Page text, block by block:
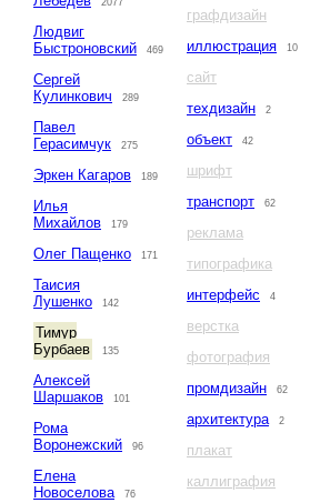
2077
Людвиг
Быстроновский
469
Сергей
Кулинкович
289
Павел
Герасимчук
275
Эркен Кагаров 189
Илья
Михайлов
179
Олег Пащенко 171
Таисия
Лушенко
142
Тимур
Бурбаев
135
Алексей
Шаршаков
101
Рома
Воронежский
96
Елена
Новоселова
76
графдизайн
иллюстрация
10
сайт
техдизайн
2
объект 42
шрифт
транспорт
62
реклама
типографика
интерфейс
4
верстка
фотография
промдизайн
62
архитектура 2
плакат
каллиграфия